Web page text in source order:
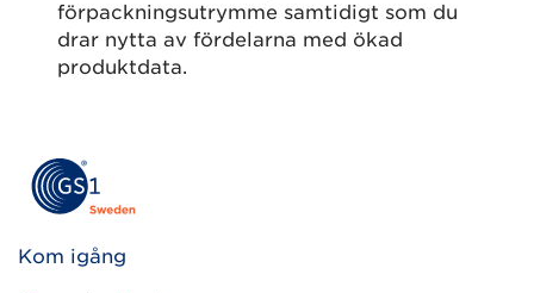
förpackningsutrymme samtidigt som du
drar nytta av fördelarna med ökad
produktdata.
Kom igång